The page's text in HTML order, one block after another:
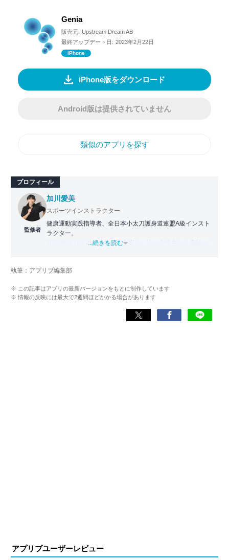
Genia
販売元: Upstream Dream AB
最終アップデート日: 2023年2月22日
iPhone
iPhone版をダウンロード
Android版は提供されていません
類似のアプリを探す
プロフィール
監修者
加川愛美
スポーツインストラクター
健康運動実践指導者、全日本小太刀護身道連盟A級インスト
ラクター。
2006年よりスポーツ教室を主宰し、小・中学生から高齢者
日常生活をより豊かにするヘルスケアアプリの活用法を、
メディアや講演を通じて広く発信している。
...続きを読む
執筆：アプリブ編集部
※ この記事はアプリの最新バージョンをもとに制作しています
※ 情報の反映には最大で2週間ほどかかる場合があります
アプリブユーザーレビュー